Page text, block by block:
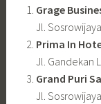
Grage
Jl.
Prima In
Jl. Gandekan
Grand Puri
Jl.